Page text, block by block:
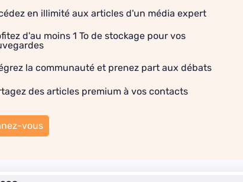
en illimité aux articles d'un média expert
d'au moins 1 To de stockage pour vos
la communauté et prenez part aux débats
des articles premium à vos contacts
vous